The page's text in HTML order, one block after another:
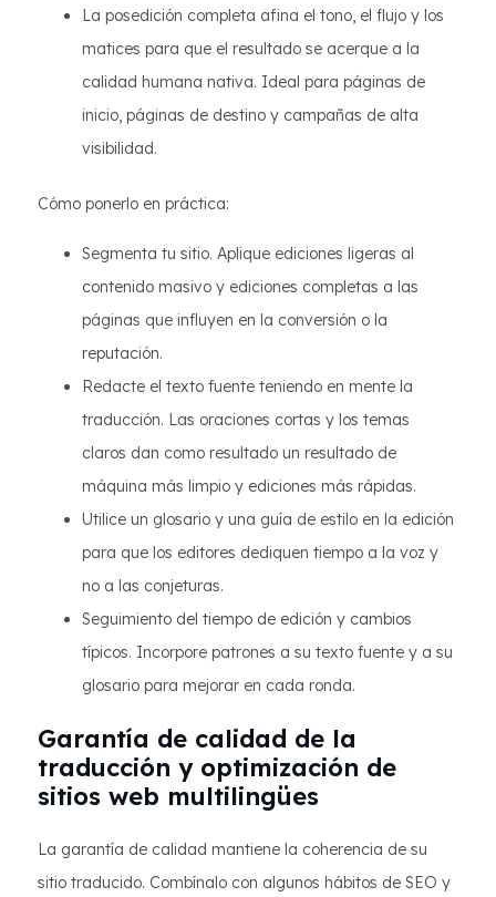
La posedición completa afina el tono, el flujo y los
matices para que el resultado se acerque a la
calidad humana nativa. Ideal para páginas de
inicio, páginas de destino y campañas de alta
visibilidad.
Cómo ponerlo en práctica:
Segmenta tu sitio. Aplique ediciones ligeras al
contenido masivo y ediciones completas a las
páginas que influyen en la conversión o la
reputación.
Redacte el texto fuente teniendo en mente la
traducción. Las oraciones cortas y los temas
claros dan como resultado un resultado de
máquina más limpio y ediciones más rápidas.
Utilice un glosario y una guía de estilo en la edición
para que los editores dediquen tiempo a la voz y
no a las conjeturas.
Seguimiento del tiempo de edición y cambios
típicos. Incorpore patrones a su texto fuente y a su
glosario para mejorar en cada ronda.
Garantía de calidad de la
traducción y optimización de
sitios web multilingües
La garantía de calidad mantiene la coherencia de su
sitio traducido. Combínalo con algunos hábitos de SEO y